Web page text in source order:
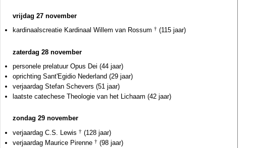
vrijdag 27 november
kardinaalscreatie Kardinaal Willem van Rossum † (115 jaar)
zaterdag 28 november
personele prelatuur Opus Dei (44 jaar)
oprichting Sant'Egidio Nederland (29 jaar)
verjaardag Stefan Schevers (51 jaar)
laatste catechese Theologie van het Lichaam (42 jaar)
zondag 29 november
verjaardag C.S. Lewis † (128 jaar)
verjaardag Maurice Pirenne † (98 jaar)